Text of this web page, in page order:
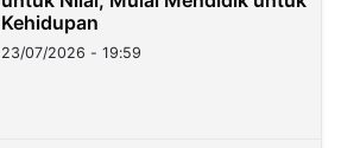
Kehidupan
23/07/2026 - 19:59